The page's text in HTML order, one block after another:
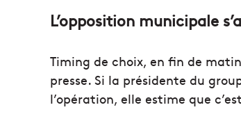
L’opposition municipale
Timing de choix, en fin de
presse. Si la présidente du
l’opération, elle estime que